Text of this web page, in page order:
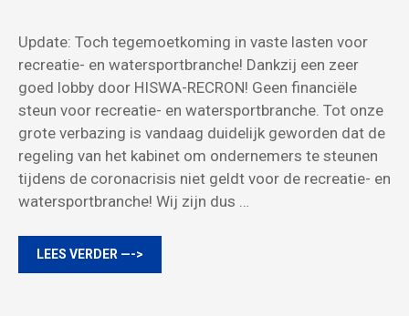
Update: Toch tegemoetkoming in vaste lasten voor
recreatie- en watersportbranche! Dankzij een zeer
goed lobby door HISWA-RECRON! Geen financiële
steun voor recreatie- en watersportbranche. Tot onze
grote verbazing is vandaag duidelijk geworden dat de
regeling van het kabinet om ondernemers te steunen
tijdens de coronacrisis niet geldt voor de recreatie- en
watersportbranche! Wij zijn dus …
LEES VERDER —->